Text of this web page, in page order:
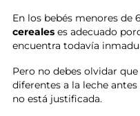
En los bebés menores de
cerealeses adecuado
encuentra todavía
Pero no debes olvidar que
diferentes a la leche
no está justificada.